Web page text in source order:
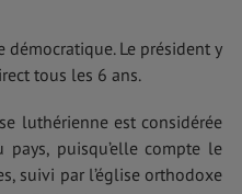
Le président y
tous les 6 ans.
luthérienne est considérée
puisqu’elle compte le
suivi par l’église orthodoxe